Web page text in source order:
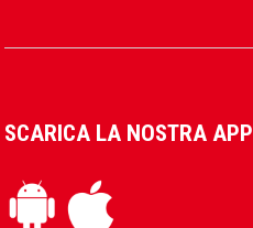
SCARICA LA NOSTRA APP